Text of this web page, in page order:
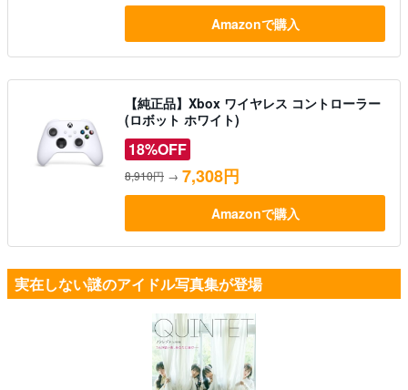
Amazonで購入
【純正品】Xbox ワイヤレス コントローラー
(ロボット ホワイト)
18%OFF
8,910円 → 7,308円
Amazonで購入
実在しない謎のアイドル写真集が登場